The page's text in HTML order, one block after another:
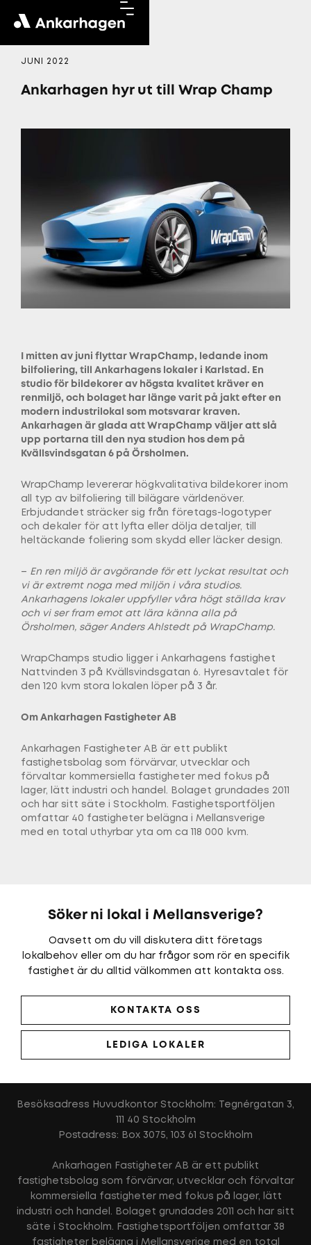
JUNI 2022
Ankarhagen hyr ut till Wrap Champ
I mitten av juni flyttar WrapChamp, ledande inom
bilfoliering, till Ankarhagens lokaler i Karlstad. En
studio för bildekorer av högsta kvalitet kräver en
renmiljö, och bolaget har länge varit på jakt efter en
modern industrilokal som motsvarar kraven.
Ankarhagen är glada att WrapChamp väljer att slå
upp portarna till den nya studion hos dem på
Kvällsvindsgatan 6 på Örsholmen.
WrapChamp levererar högkvalitativa bildekorer inom
all typ av bilfoliering till bilägare världenöver.
Erbjudandet sträcker sig från företags-logotyper
och dekaler för att lyfta eller dölja detaljer, till
heltäckande foliering som skydd eller läcker design.
– En ren miljö är avgörande för ett lyckat resultat och
vi är extremt noga med miljön i våra studios.
Ankarhagens lokaler uppfyller våra högt ställda krav
och vi ser fram emot att lära känna alla på
Örsholmen, säger Anders Ahlstedt på WrapChamp.
WrapChamps studio ligger i Ankarhagens fastighet
Nattvinden 3 på Kvällsvindsgatan 6. Hyresavtalet för
den 120 kvm stora lokalen löper på 3 år.
Om Ankarhagen Fastigheter AB
Ankarhagen Fastigheter AB är ett publikt
fastighetsbolag som förvärvar, utvecklar och
förvaltar kommersiella fastigheter med fokus på
lager, lätt industri och handel. Bolaget grundades 2011
och har sitt säte i Stockholm. Fastighetsportföljen
omfattar 40 fastigheter belägna i Mellansverige
med en total uthyrbar yta om ca 118 000 kvm.
Söker ni lokal i Mellansverige?
Oavsett om du vill diskutera ditt företags
lokalbehov eller om du har frågor som rör en specifik
fastighet är du alltid välkommen att kontakta oss.
KONTAKTA OSS
LEDIGA LOKALER
Besöksadress Huvudkontor Stockholm: Tegnérgatan 3,
111 40 Stockholm
Postadress: Box 3075, 103 61 Stockholm
Ankarhagen Fastigheter AB är ett publikt
fastighetsbolag som förvärvar, utvecklar och förvaltar
kommersiella fastigheter med fokus på lager, lätt
industri och handel. Bolaget grundades 2011 och har sitt
säte i Stockholm. Fastighetsportföljen omfattar 38
fastigheter belägna i Mellansverige med en total